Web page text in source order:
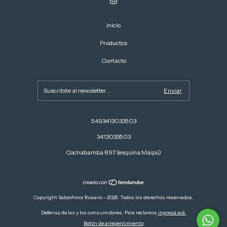
Inicio
Productos
Contacto
5493413033503
3413033503
Cochabamba 897 (esquina Maipú)
Copyright SaborAmor Rosario - 2026. Todos los derechos reservados.
Defensa de las y los consumidores. Para reclamos ingresá acá.
Botón de arrepentimiento